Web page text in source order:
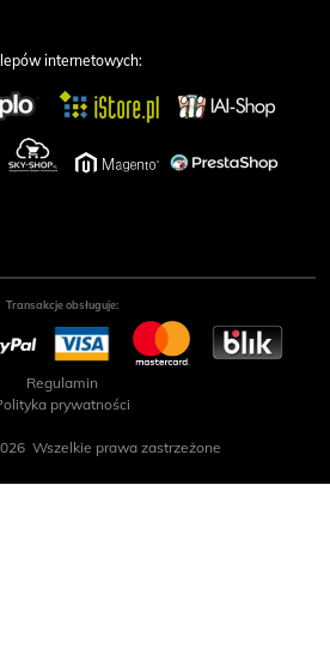
internetowych:
Transakcje obsługuje:
Regulamin
prywatności
Wszelkie prawa zastrzeżone